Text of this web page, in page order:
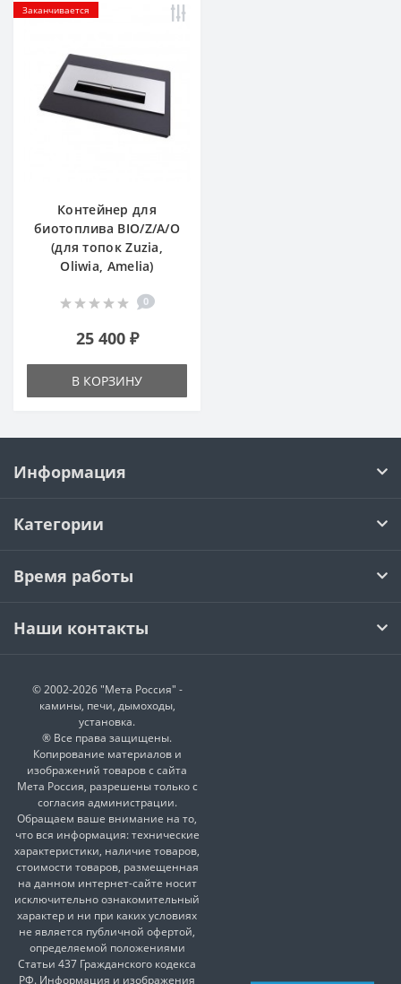
Заканчивается
Контейнер для
биотоплива BIO/Z/A/O
(для топок Zuzia,
Oliwia, Amelia)
0
25 400 ₽
В КОРЗИНУ
Информация
Категории
Время работы
Наши контакты
© 2002-2026 "Мета Россия" -
камины, печи, дымоходы,
установка.
® Все права защищены.
Копирование материалов и
изображений товаров с сайта
Мета Россия, разрешены только с
согласия администрации.
Обращаем ваше внимание на то,
что вся информация: технические
характеристики, наличие товаров,
стоимости товаров, размещенная
на данном интернет-сайте носит
исключительно ознакомительный
характер и ни при каких условиях
не является публичной офертой,
определяемой положениями
Статьи 437 Гражданского кодекса
РФ. Информация и изображения